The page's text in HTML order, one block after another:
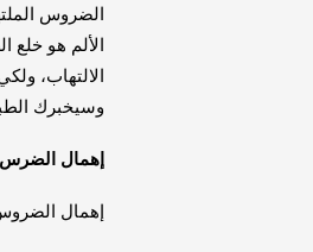
الضروس
الألم هو خلع
وسيخبرك
إهمال
إهمال